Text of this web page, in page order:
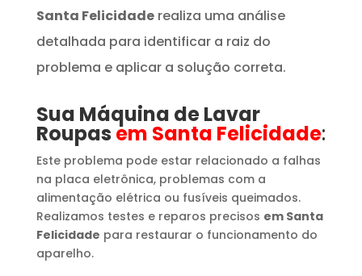
Santa Felicidaderealiza uma análise
detalhada para identificar a raiz do
problema e aplicar a solução correta.
Sua Máquina de Lavar
Roupas em Santa Felicidade:
Este problema pode estar relacionado a falhas
na placa eletrônica, problemas com a
alimentação elétrica ou fusíveis queimados.
Realizamos testes e reparos precisos em Santa
Felicidade para restaurar o funcionamento do
aparelho.